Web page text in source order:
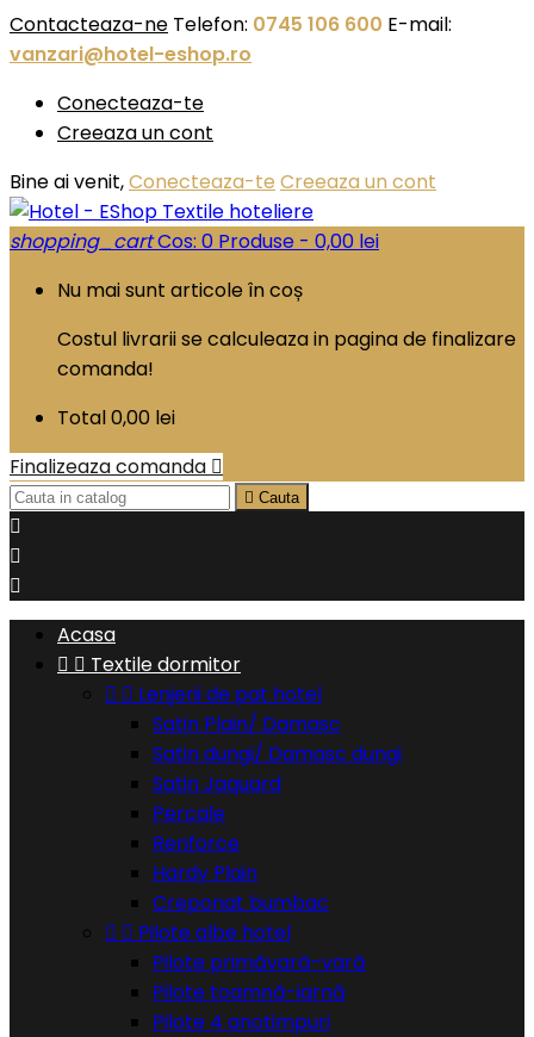
Contacteaza-ne Telefon: 0745 106 600 E-mail:
vanzari@hotel-eshop.ro
Conecteaza-te
Creeaza un cont
Bine ai venit,Conecteaza-te Creeaza un cont
shopping_cartCos: 0 Produse - 0,00 lei
Nu mai sunt articole în coș
Costul livrarii se calculeaza in pagina de finalizare
comanda!
Total0,00 lei
Finalizeaza comanda 
 Cauta



Acasa
  Textile dormitor
  Lenjerii de pat hotel
Satin Plain/ Damasc
Satin dungi/ Damasc dungi
Satin Jaquard
Percale
Renforce
Hardy Plain
Creponat bumbac
  Pilote albe hotel
Pilote primăvară-vară
Pilote toamnă-iarnă
Pilote 4 anotimpuri